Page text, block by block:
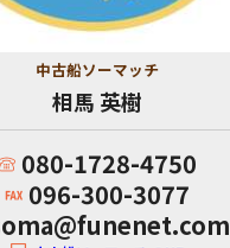
中古船ソーマッチ
相馬 英樹
080-1728-4750
096-300-3077